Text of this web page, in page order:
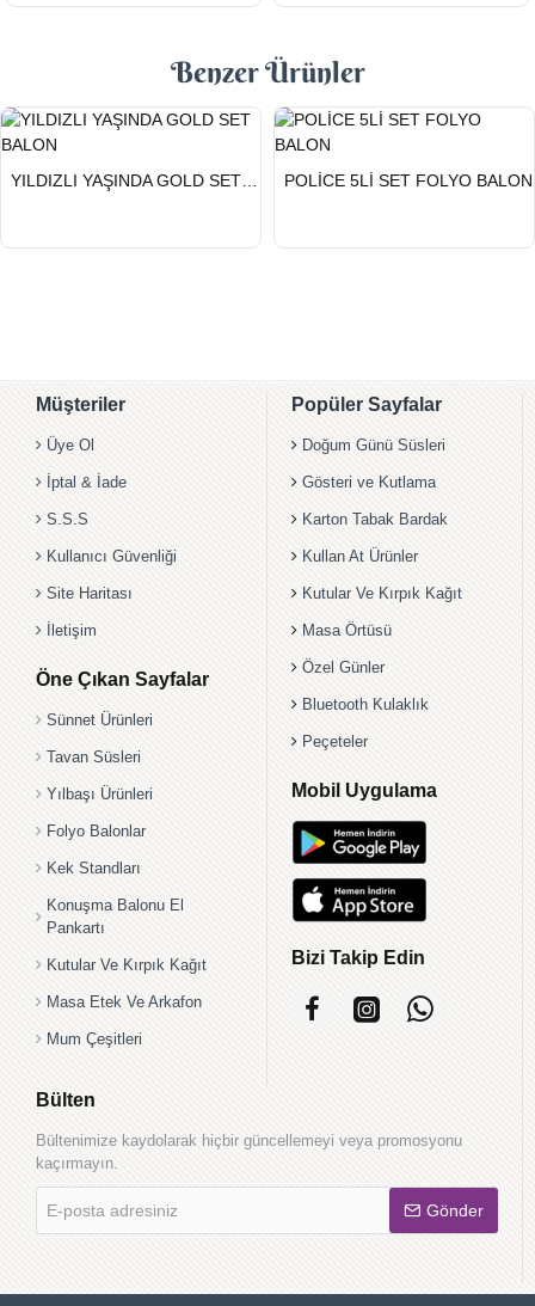
Benzer Ürünler
GÖNDERİ
HIZLI
GÖNDERİ
POLİCE 5Lİ SET FOLYO BALON
Müşteriler
Üye Ol
İptal & İade
S.S.S
Kullanıcı Güvenliği
Site Haritası
İletişim
Öne Çıkan Sayfalar
Sünnet Ürünleri
Tavan Süsleri
Yılbaşı Ürünleri
Folyo Balonlar
Kek Standları
Konuşma Balonu El
Pankartı
Kutular Ve Kırpık Kağıt
Masa Etek Ve Arkafon
Mum Çeşitleri
Popüler Sayfalar
Doğum Günü Süsleri
Gösteri ve Kutlama
Karton Tabak Bardak
Kullan At Ürünler
Kutular Ve Kırpık Kağıt
Masa Örtüsü
Özel Günler
Bluetooth Kulaklık
Peçeteler
Mobil Uygulama
Bizi Takip Edin
Bülten
Bültenimize kaydolarak hiçbir güncellemeyi veya promosyonu
kaçırmayın.
posta
adresiniz
Gönder